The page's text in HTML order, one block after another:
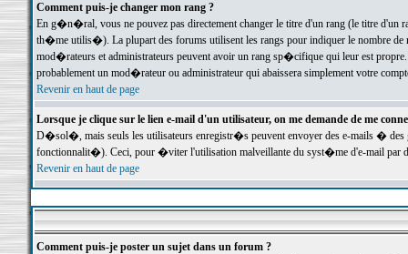
Comment puis-je changer mon rang ?
En g�n�ral, vous ne pouvez pas directement changer le titre d'un rang (le titre d'un
th�me utilis�). La plupart des forums utilisent les rangs pour indiquer le nombre de
mod�rateurs et administrateurs peuvent avoir un rang sp�cifique qui leur est
probablement un mod�rateur ou administrateur qui abaissera simplement votre
Revenir en haut de page
Lorsque je clique sur le lien e-mail d'un utilisateur, on me demande de me
D�sol�, mais seuls les utilisateurs enregistr�s peuvent envoyer des e-mails �
fonctionnalit�). Ceci, pour �viter l'utilisation malveillante du syst�me d'e-mail par
Revenir en haut de page
Comment puis-je poster un sujet dans un forum ?